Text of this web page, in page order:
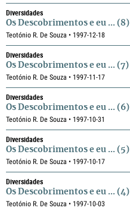
Diversidades
Os Descobrimentos e eu ... (8)
Teotónio R. De Souza • 1997-12-18
Diversidades
Os Descobrimentos e eu ... (7)
Teotónio R. De Souza • 1997-11-17
Diversidades
Os Descobrimentos e eu ... (6)
Teotónio R. De Souza • 1997-10-31
Diversidades
Os Descobrimentos e eu ... (5)
Teotónio R. De Souza • 1997-10-17
Diversidades
Os Descobrimentos e eu ... (4)
Teotónio R. De Souza • 1997-10-03